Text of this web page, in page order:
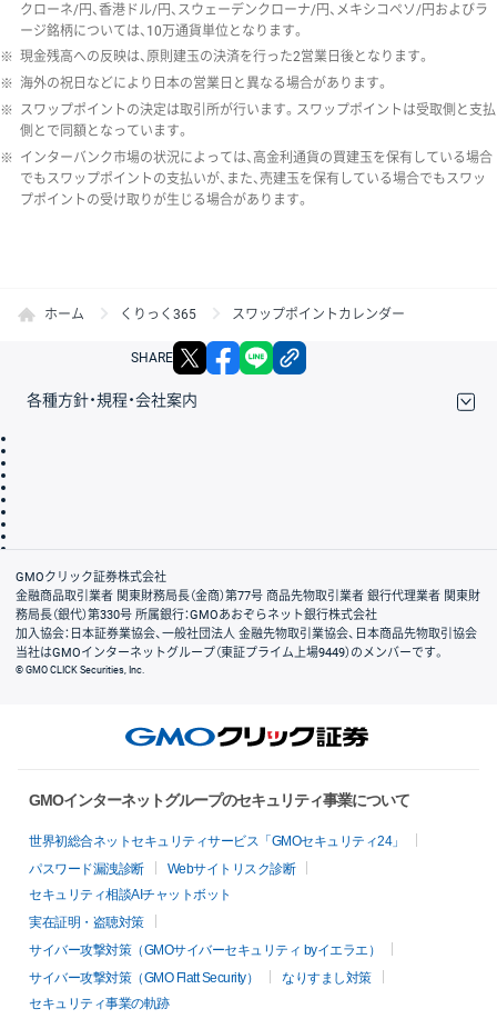
クローネ/円、香港ドル/円、スウェーデンクローナ/円、メキシコペソ/円およびラ
ージ銘柄については、10万通貨単位となります。
※ 現金残高への反映は、原則建玉の決済を行った2営業日後となります。
※ 海外の祝日などにより日本の営業日と異なる場合があります。
※ スワップポイントの決定は取引所が行います。スワップポイントは受取側と支払
側とで同額となっています。
※ インターバンク市場の状況によっては、高金利通貨の買建玉を保有している場合
でもスワップポイントの支払いが、また、売建玉を保有している場合でもスワッ
プポイントの受け取りが生じる場合があります。
ホーム くりっく365 スワップポイントカレンダー
SHARE X facebook
各種方針・規程・会社案内
会社案内
GMOクリック証券株式会社
金融商品取引業者 関東財務局長（金商）第77号 商品先物取引業者 銀行代理業者 関東財
務局長（銀代）第330号 所属銀行：GMOあおぞらネット銀行株式会社
加入協会：日本証券業協会、一般社団法人 金融先物取引業協会、日本商品先物取引協会
当社はGMOインターネットグループ（東証プライム上場9449）のメンバーです。
© GMO CLICK Securities, Inc.
GMOインターネットグループのセキュリティ事業について
世界初総合ネットセキュリティサービス「GMOセキュリティ24」
パスワード漏洩診断
Webサイトリスク診断
セキュリティ相談AIチャットボット
実在証明・盗聴対策
サイバー攻撃対策（GMOサイバーセキュリティ byイエラエ）
サイバー攻撃対策（GMO Flatt Security）
なりすまし対策
セキュリティ事業の軌跡